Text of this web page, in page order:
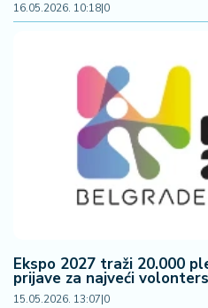
16.05.2026. 10:18|0
Ekspo 2027 traži 20.000
prijave za najveći
15.05.2026. 13:07|0